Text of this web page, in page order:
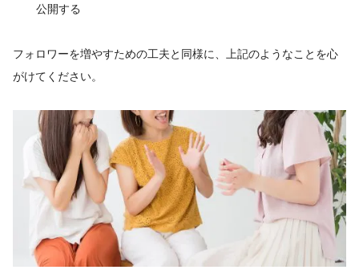
公開する
フォロワーを増やすための工夫と同様に、上記のようなことを心
がけてください。